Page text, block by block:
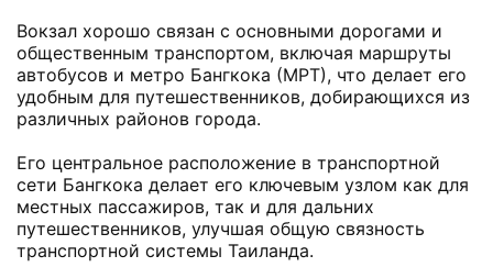
Вокзал хорошо связан с основными дорогами и
общественным транспортом, включая маршруты
автобусов и метро Бангкока (МРТ), что делает его
удобным для путешественников, добирающихся из
различных районов города.
Его центральное расположение в транспортной
сети Бангкока делает его ключевым узлом как для
местных пассажиров, так и для дальних
путешественников, улучшая общую связность
транспортной системы Таиланда.